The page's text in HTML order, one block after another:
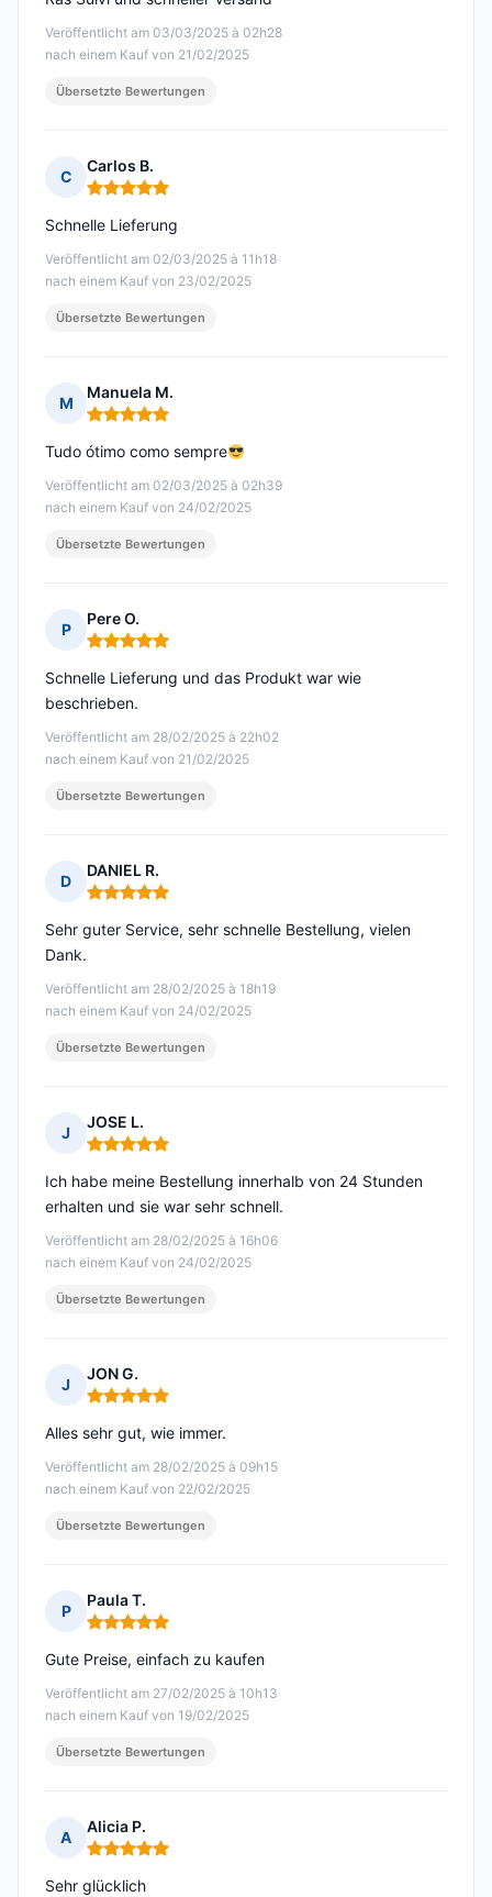
Veröffentlicht am 03/03/2025 à 02h28
nach einem Kauf von 21/02/2025
Übersetzte Bewertungen
C
Carlos B.
Hinweis: 5 von 5
Veröffentlicht am 02/03/2025 à 11h18
nach einem Kauf von 23/02/2025
Schnelle Lieferung
Übersetzte Bewertungen
M
Manuela M.
Hinweis: 5 von 5
Veröffentlicht am 02/03/2025 à 02h39
nach einem Kauf von 24/02/2025
Tudo ótimo como sempre
Übersetzte Bewertungen
P
Pere O.
Hinweis: 5 von 5
Veröffentlicht am 28/02/2025 à 22h02
nach einem Kauf von 21/02/2025
Schnelle Lieferung und das Produkt war wie
beschrieben.
Übersetzte Bewertungen
D
DANIEL R.
Hinweis: 5 von 5
Veröffentlicht am 28/02/2025 à 18h19
nach einem Kauf von 24/02/2025
Sehr guter Service, sehr schnelle Bestellung, vielen
Dank.
Übersetzte Bewertungen
J
JOSE L.
Hinweis: 5 von 5
Veröffentlicht am 28/02/2025 à 16h06
nach einem Kauf von 24/02/2025
Ich habe meine Bestellung innerhalb von 24 Stunden
erhalten und sie war sehr schnell.
Übersetzte Bewertungen
J
JON G.
Hinweis: 5 von 5
Veröffentlicht am 28/02/2025 à 09h15
nach einem Kauf von 22/02/2025
Alles sehr gut, wie immer.
Übersetzte Bewertungen
P
Paula T.
Hinweis: 5 von 5
Veröffentlicht am 27/02/2025 à 10h13
nach einem Kauf von 19/02/2025
Gute Preise, einfach zu kaufen
Übersetzte Bewertungen
A
Alicia P.
Hinweis: 5 von 5
Sehr glücklich